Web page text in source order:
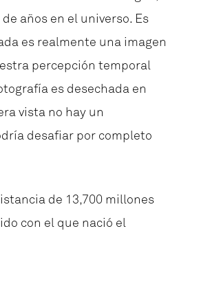
años en el universo. Es
es realmente una imagen
percepción temporal
es desechada en
vista no hay un
desafiar por completo
de 13,700 millones
con el que nació el